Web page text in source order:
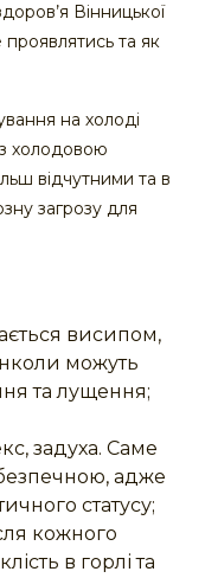
Вінницької
та як
на холоді
холодовою
відчутними та в
загрозу для
висипом,
можуть
та лущення;
задуха. Саме
адже
статусу;
кожного
в горлі та